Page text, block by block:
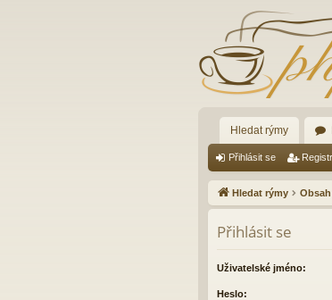
Hledat rýmy
Přihlásit se
Hledat rýmy
Přihlásit se
Uživatelské jméno:
Heslo: